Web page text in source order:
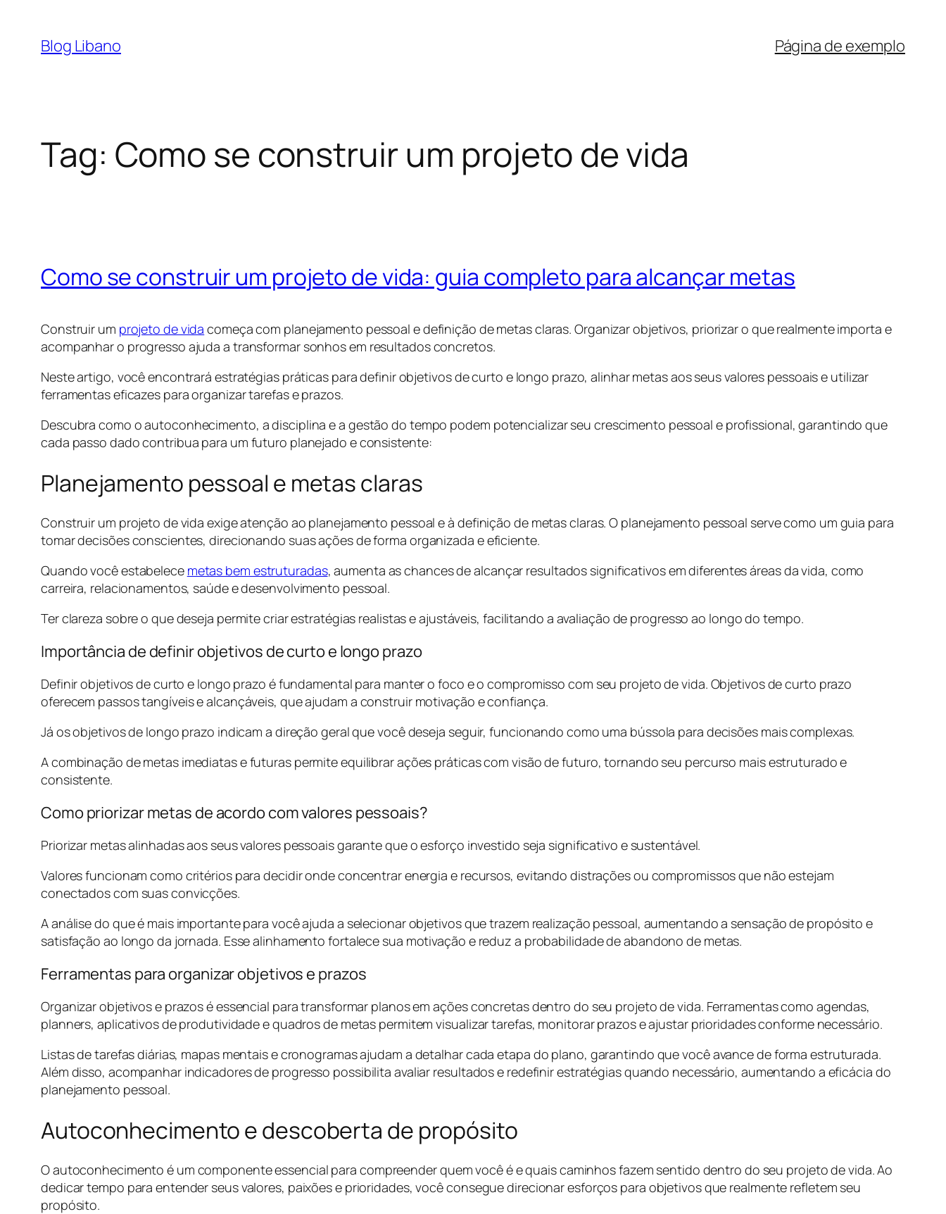
Blog Libano Página de exemplo
Tag: Como se construir um projeto de vida
Como se construir um projeto de vida: guia completo para alcançar metas
Construir um projeto de vida começa com planejamento pessoal e definição de metas claras. Organizar objetivos, priorizar o que realmente importa e
acompanhar o progresso ajuda a transformar sonhos em resultados concretos.
Neste artigo, você encontrará estratégias práticas para definir objetivos de curto e longo prazo, alinhar metas aos seus valores pessoais e utilizar
ferramentas eficazes para organizar tarefas e prazos.
Descubra como o autoconhecimento, a disciplina e a gestão do tempo podem potencializar seu crescimento pessoal e profissional, garantindo que
cada passo dado contribua para um futuro planejado e consistente:
Planejamento pessoal e metas claras
Construir um projeto de vida exige atenção ao planejamento pessoal e à definição de metas claras. O planejamento pessoal serve como um guia para
tomar decisões conscientes, direcionando suas ações de forma organizada e eficiente.
Quando você estabelece metas bem estruturadas, aumenta as chances de alcançar resultados significativos em diferentes áreas da vida, como
carreira, relacionamentos, saúde e desenvolvimento pessoal.
Ter clareza sobre o que deseja permite criar estratégias realistas e ajustáveis, facilitando a avaliação de progresso ao longo do tempo.
Importância de definir objetivos de curto e longo prazo
Definir objetivos de curto e longo prazo é fundamental para manter o foco e o compromisso com seu projeto de vida. Objetivos de curto prazo
oferecem passos tangíveis e alcançáveis, que ajudam a construir motivação e confiança.
Já os objetivos de longo prazo indicam a direção geral que você deseja seguir, funcionando como uma bússola para decisões mais complexas.
A combinação de metas imediatas e futuras permite equilibrar ações práticas com visão de futuro, tornando seu percurso mais estruturado e
consistente.
Como priorizar metas de acordo com valores pessoais?
Priorizar metas alinhadas aos seus valores pessoais garante que o esforço investido seja significativo e sustentável.
Valores funcionam como critérios para decidir onde concentrar energia e recursos, evitando distrações ou compromissos que não estejam
conectados com suas convicções.
A análise do que é mais importante para você ajuda a selecionar objetivos que trazem realização pessoal, aumentando a sensação de propósito e
satisfação ao longo da jornada. Esse alinhamento fortalece sua motivação e reduz a probabilidade de abandono de metas.
Ferramentas para organizar objetivos e prazos
Organizar objetivos e prazos é essencial para transformar planos em ações concretas dentro do seu projeto de vida. Ferramentas como agendas,
planners, aplicativos de produtividade e quadros de metas permitem visualizar tarefas, monitorar prazos e ajustar prioridades conforme necessário.
Listas de tarefas diárias, mapas mentais e cronogramas ajudam a detalhar cada etapa do plano, garantindo que você avance de forma estruturada.
Além disso, acompanhar indicadores de progresso possibilita avaliar resultados e redefinir estratégias quando necessário, aumentando a eficácia do
planejamento pessoal.
Autoconhecimento e descoberta de propósito
O autoconhecimento é um componente essencial para compreender quem você é e quais caminhos fazem sentido dentro do seu projeto de vida. Ao
dedicar tempo para entender seus valores, paixões e prioridades, você consegue direcionar esforços para objetivos que realmente refletem seu
propósito.